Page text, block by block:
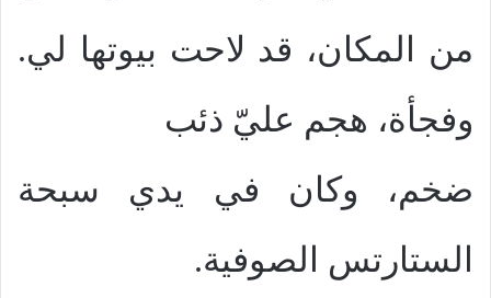
من المكان، قد لاحت بيوتها لي.
وفجأة، هجم عليّ ذئب
ضخم، وكان في يدي سبحة
الستارتس الصوفية.